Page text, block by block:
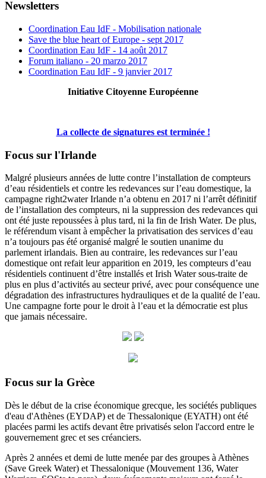
Newsletters
Coordination Eau IdF - Mobilisation nationale
Save the blue heart of Europe - sept 2017
Coordination Eau IdF - 14 août 2017
Forum italiano - 20 marzo 2017
Coordination Eau IdF - 9 janvier 2017
Initiative Citoyenne Européenne
La collecte de signatures est terminée !
Focus sur l'Irlande
Malgré plusieurs années de lutte contre l’installation de compteurs
d’eau résidentiels et contre les redevances sur l’eau domestique, la
campagne right2water Irlande n’a obtenu en 2017 ni l’arrêt définitif
de l’installation des compteurs, ni la suppression des redevances qui
ont été juste repoussées à plus tard, ni la fin de Irish Water. De plus,
le référendum visant à empêcher la privatisation des services d’eau
n’a toujours pas été organisé malgré le soutien unanime du
parlement irlandais. Bien au contraire, les redevances sur l’eau
domestique ont refait leur apparition en 2019, les compteurs d’eau
résidentiels continuent d’être installés et Irish Water sous-traite de
plus en plus d’activités au secteur privé, avec pour conséquence une
dégradation des infrastructures hydrauliques et de la qualité de l’eau.
Une campagne forte pour le droit à l’eau et la démocratie est plus
que jamais nécessaire.
Focus sur la Grèce
Dès le début de la crise économique grecque, les sociétés publiques
d'eau d'Athènes (EYDAP) et de Thessalonique (EYATH) ont été
placées parmi les actifs devant être privatisés selon l'accord entre le
gouvernement grec et ses créanciers.
Après 2 années et demi de lutte menée par des groupes à Athènes
(Save Greek Water) et Thessalonique (Mouvement 136, Water